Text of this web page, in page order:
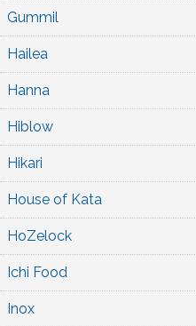
Gummil
Hailea
Hanna
Hiblow
Hikari
House of Kata
HoZelock
Ichi Food
Inox